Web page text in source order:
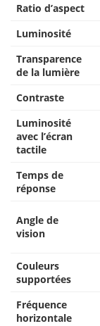
Ratio d’aspect
Luminosité
Transparence
de la lumière
Contraste
Luminosité
avec l’écran
tactile
Temps de
réponse
Angle de
vision
Couleurs
supportées
Fréquence
horizontale